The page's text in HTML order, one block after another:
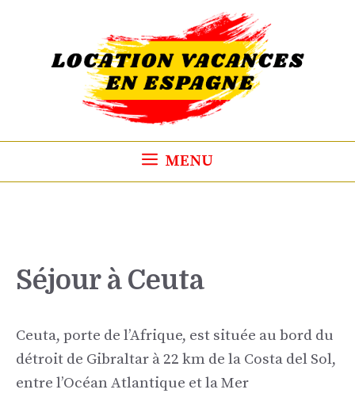
contenu
MENU
Séjour à Ceuta
Ceuta, porte de l’Afrique, est située au bord du
détroit de Gibraltar à 22 km de la Costa del Sol,
entre l’Océan Atlantique et la Mer